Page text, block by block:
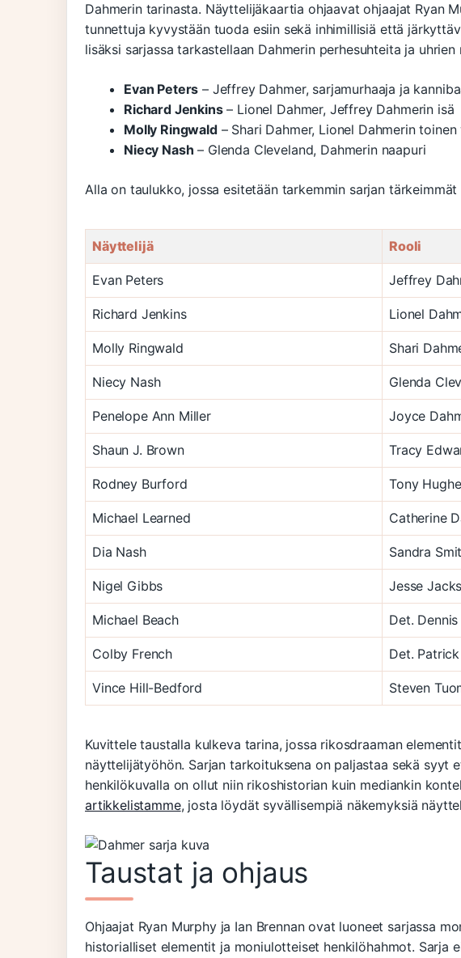
Dahmerin tarinasta. Näyttelijäkaartia ohjaavat ohjaajat Ryan
tunnettuja kyvystään tuoda esiin sekä inhimillisiä että
lisäksi sarjassa tarkastellaan Dahmerin perhesuhteita ja uhrien
Evan Peters – Jeffrey Dahmer, sarjamurhaaja ja
Richard Jenkins– Lionel Dahmer, Jeffrey Dahmerin isä
Molly Ringwald– Shari Dahmer, Lionel Dahmerin toinen
Niecy Nash – Glenda Cleveland, Dahmerin naapuri
Alla on taulukko, jossa esitetään tarkemmin sarjan
Näyttelijä Rooli
Evan Peters Jeffrey
Richard Jenkins Lionel
Molly Ringwald Shari
Niecy Nash Glenda
Penelope Ann Miller Joyce
Shaun J. Brown Tracy
Rodney Burford Tony
Michael Learned Catherine
Dia Nash Sandra
Nigel Gibbs Jesse
Michael Beach Det.
Colby French Det.
Vince Hill-Bedford Steven
Kuvittele taustalla kulkeva tarina, jossa rikosdraaman
näyttelijätyöhön. Sarjan tarkoituksena on paljastaa sekä syyt
henkilökuvalla on ollut niin rikoshistorian kuin mediankin
artikkelistamme, josta löydät syvällisempiä näkemyksiä
Taustat ja ohjaus
Ohjaajat Ryan Murphy ja Ian Brennan ovat luoneet sarjassa
historialliset elementit ja moniulotteiset henkilöhahmot. Sarja